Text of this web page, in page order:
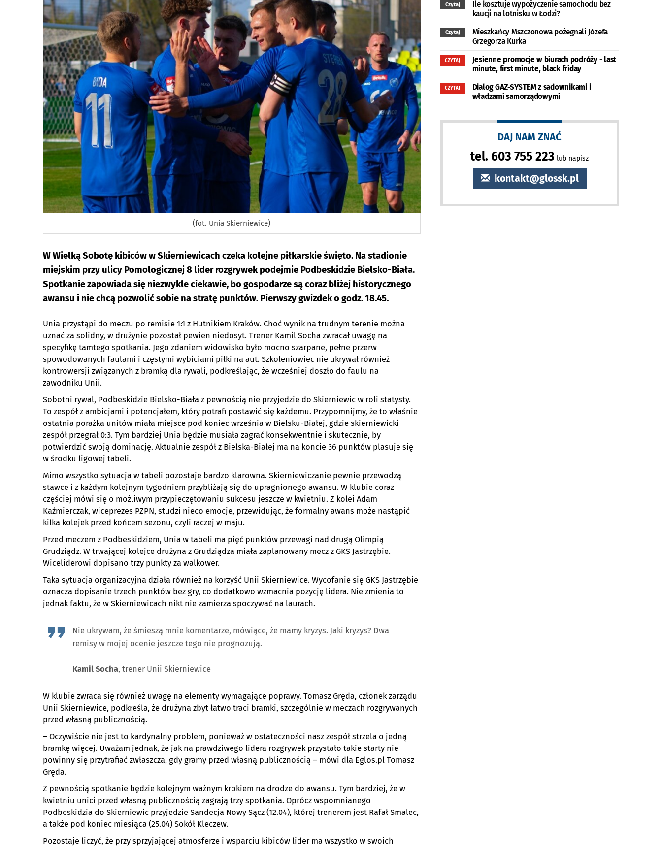
(fot. Unia Skierniewice)
W Wielką Sobotę kibiców w Skierniewicach czeka kolejne piłkarskie święto. Na stadionie
miejskim przy ulicy Pomologicznej 8 lider rozgrywek podejmie Podbeskidzie Bielsko-Biała.
Spotkanie zapowiada się niezwykle ciekawie, bo gospodarze są coraz bliżej historycznego
awansu i nie chcą pozwolić sobie na stratę punktów. Pierwszy gwizdek o godz. 18.45.
Unia przystąpi do meczu po remisie 1:1 z Hutnikiem Kraków. Choć wynik na trudnym terenie można
uznać za solidny, w drużynie pozostał pewien niedosyt. Trener Kamil Socha zwracał uwagę na
specyfikę tamtego spotkania. Jego zdaniem widowisko było mocno szarpane, pełne przerw
spowodowanych faulami i częstymi wybiciami piłki na aut. Szkoleniowiec nie ukrywał również
kontrowersji związanych z bramką dla rywali, podkreślając, że wcześniej doszło do faulu na
zawodniku Unii.
Sobotni rywal, Podbeskidzie Bielsko-Biała z pewnością nie przyjedzie do Skierniewic w roli statysty.
To zespół z ambicjami i potencjałem, który potrafi postawić się każdemu. Przypomnijmy, że to właśnie
ostatnia porażka unitów miała miejsce pod koniec września w Bielsku-Białej, gdzie skierniewicki
zespół przegrał 0:3. Tym bardziej Unia będzie musiała zagrać konsekwentnie i skutecznie, by
potwierdzić swoją dominację. Aktualnie zespół z Bielska-Białej ma na koncie 36 punktów plasuje się
w środku ligowej tabeli.
Mimo wszystko sytuacja w tabeli pozostaje bardzo klarowna. Skierniewiczanie pewnie przewodzą
stawce i z każdym kolejnym tygodniem przybliżają się do upragnionego awansu. W klubie coraz
częściej mówi się o możliwym przypieczętowaniu sukcesu jeszcze w kwietniu. Z kolei Adam
Kaźmierczak, wiceprezes PZPN, studzi nieco emocje, przewidując, że formalny awans może nastąpić
kilka kolejek przed końcem sezonu, czyli raczej w maju.
Przed meczem z Podbeskidziem, Unia w tabeli ma pięć punktów przewagi nad drugą Olimpią
Grudziądz. W trwającej kolejce drużyna z Grudziądza miała zaplanowany mecz z GKS Jastrzębie.
Wiceliderowi dopisano trzy punkty za walkower.
Taka sytuacja organizacyjna działa również na korzyść Unii Skierniewice. Wycofanie się GKS Jastrzębie
oznacza dopisanie trzech punktów bez gry, co dodatkowo wzmacnia pozycję lidera. Nie zmienia to
jednak faktu, że w Skierniewicach nikt nie zamierza spoczywać na laurach.
Nie ukrywam, że śmieszą mnie komentarze, mówiące, że mamy kryzys. Jaki kryzys? Dwa
remisy w mojej ocenie jeszcze tego nie prognozują.
Kamil Socha, trener Unii Skierniewice
W klubie zwraca się również uwagę na elementy wymagające poprawy. Tomasz Gręda, członek zarządu
Unii Skierniewice, podkreśla, że drużyna zbyt łatwo traci bramki, szczególnie w meczach rozgrywanych
przed własną publicznością.
– Oczywiście nie jest to kardynalny problem, ponieważ w ostateczności nasz zespół strzela o jedną
bramkę więcej. Uważam jednak, że jak na prawdziwego lidera rozgrywek przystało takie starty nie
powinny się przytrafiać zwłaszcza, gdy gramy przed własną publicznością – mówi dla Eglos.pl Tomasz
Gręda.
Z pewnością spotkanie będzie kolejnym ważnym krokiem na drodze do awansu. Tym bardziej, że w
kwietniu unici przed własną publicznością zagrają trzy spotkania. Oprócz wspomnianego
Podbeskidzia do Skierniewic przyjedzie Sandecja Nowy Sącz (12.04), której trenerem jest Rafał Smalec,
a także pod koniec miesiąca (25.04) Sokół Kleczew.
Pozostaje liczyć, że przy sprzyjającej atmosferze i wsparciu kibiców lider ma wszystko w swoich
Czytaj
Ile kosztuje wypożyczenie samochodu bez
kaucji na lotnisku w Łodzi?
Czytaj
Mieszkańcy Mszczonowa pożegnali Józefa
Grzegorza Kurka
CZYTAJ
Jesienne promocje w biurach podróży - last
minute, first minute, black friday
CZYTAJ
Dialog GAZ-SYSTEM z sadownikami i
władzami samorządowymi
DAJ NAM ZNAĆ
tel. 603 755 223 lub napisz
kontakt@glossk.pl